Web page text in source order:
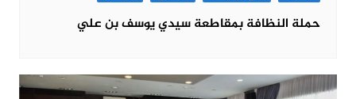
حملة النظافة بمقاطعة سيدي يوسف بن علي